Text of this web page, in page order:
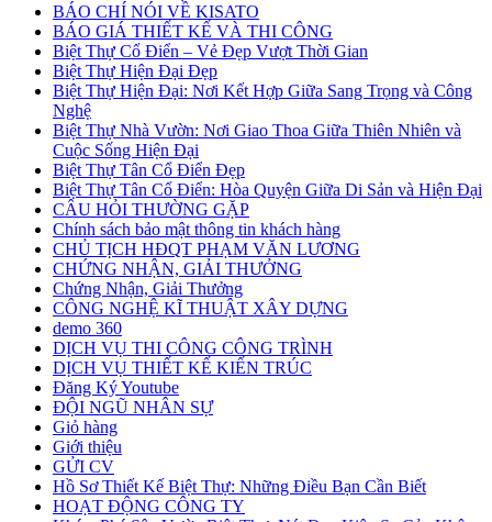
BÁO CHÍ NÓI VỀ KISATO
BÁO GIÁ THIẾT KẾ VÀ THI CÔNG
Biệt Thự Cổ Điển – Vẻ Đẹp Vượt Thời Gian
Biệt Thự Hiện Đại Đẹp
Biệt Thự Hiện Đại: Nơi Kết Hợp Giữa Sang Trọng và Công
Nghệ
Biệt Thự Nhà Vườn: Nơi Giao Thoa Giữa Thiên Nhiên và
Cuộc Sống Hiện Đại
Biệt Thự Tân Cổ Điển Đẹp
Biệt Thự Tân Cổ Điển: Hòa Quyện Giữa Di Sản và Hiện Đại
CÂU HỎI THƯỜNG GẶP
Chính sách bảo mật thông tin khách hàng
CHỦ TỊCH HĐQT PHẠM VĂN LƯƠNG
CHỨNG NHẬN, GIẢI THƯỞNG
Chứng Nhận, Giải Thưởng
CÔNG NGHỆ KĨ THUẬT XÂY DỰNG
demo 360
DỊCH VỤ THI CÔNG CÔNG TRÌNH
DỊCH VỤ THIẾT KẾ KIẾN TRÚC
Đăng Ký Youtube
ĐỘI NGŨ NHÂN SỰ
Giỏ hàng
Giới thiệu
GỬI CV
Hồ Sơ Thiết Kế Biệt Thự: Những Điều Bạn Cần Biết
HOẠT ĐỘNG CÔNG TY